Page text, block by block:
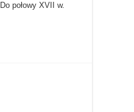
połowy XVII w.